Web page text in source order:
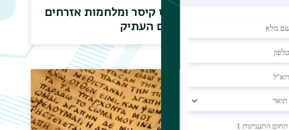
יוליוס קיסר ומלחמות אזרחים
בעולם העתיק